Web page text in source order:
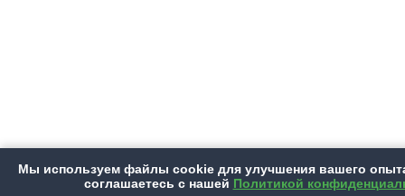
Мы используем файлы cookie для улучшения вашего
соглашаетесь с нашей Политикой